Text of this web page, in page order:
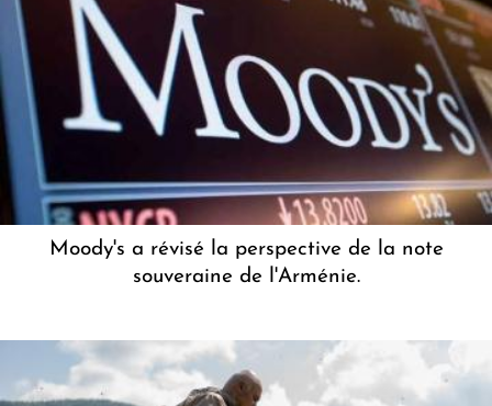
Moody's a révisé la perspective de la note
souveraine de l'Arménie.